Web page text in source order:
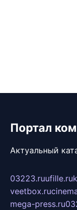
Портал
Актуальный
03223.ruufille.ru
veetbox.ru
mega-press.ru